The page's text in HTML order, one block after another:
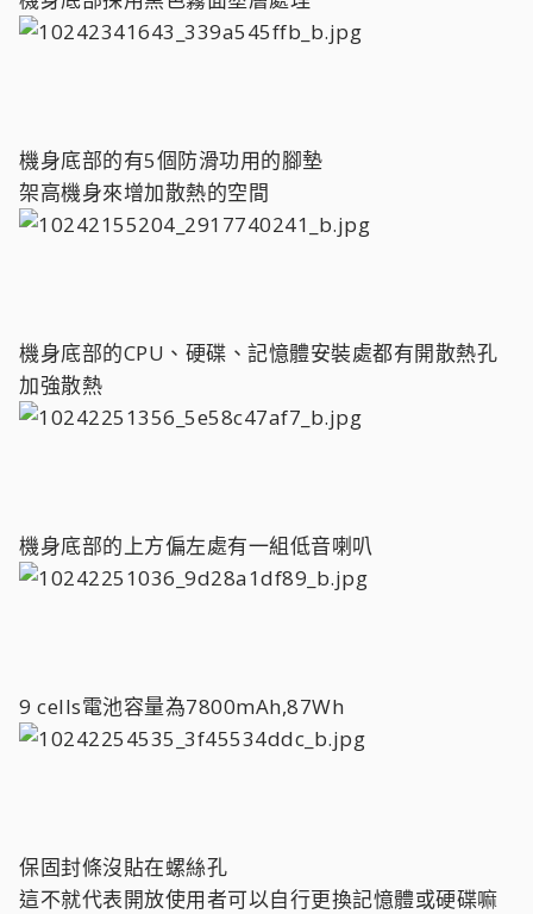
機身底部的有5個防滑功用的腳墊
架高機身來增加散熱的空間
機身底部的CPU、硬碟、記憶體安裝處都有開散熱孔
加強散熱
機身底部的上方偏左處有一組低音喇叭
9 cells電池容量為7800mAh,87Wh
保固封條沒貼在螺絲孔
這不就代表開放使用者可以自行更換記憶體或硬碟嘛